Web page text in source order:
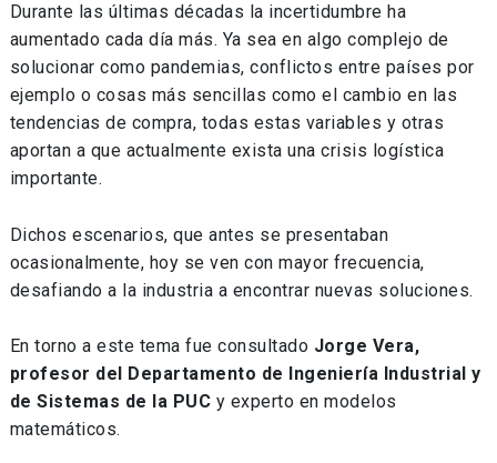
Durante las últimas décadas la incertidumbre ha
aumentado cada día más. Ya sea en algo complejo de
solucionar como pandemias, conflictos entre países por
ejemplo o cosas más sencillas como el cambio en las
tendencias de compra, todas estas variables y otras
aportan a que actualmente exista una crisis logística
importante.
Dichos escenarios, que antes se presentaban
ocasionalmente, hoy se ven con mayor frecuencia,
desafiando a la industria a encontrar nuevas soluciones.
En torno a este tema fue consultado Jorge Vera,
profesor del Departamento de Ingeniería Industrial y
de Sistemas de la PUC y experto en modelos
matemáticos.